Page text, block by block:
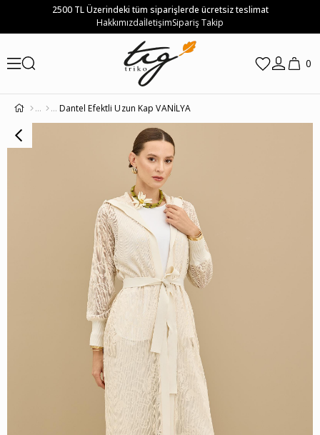
2500 TL Üzerindeki tüm siparişlerde ücretsiz teslimat
HakkımızdaİletişimSipariş Takip
0
Dantel Efektli Uzun Kap VANİLYA